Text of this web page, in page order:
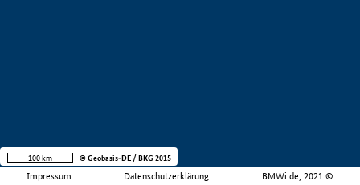
Impressum Datenschutzerklärung BMWi.de, 2021 ©
100 km © Geobasis-DE / BKG 2015